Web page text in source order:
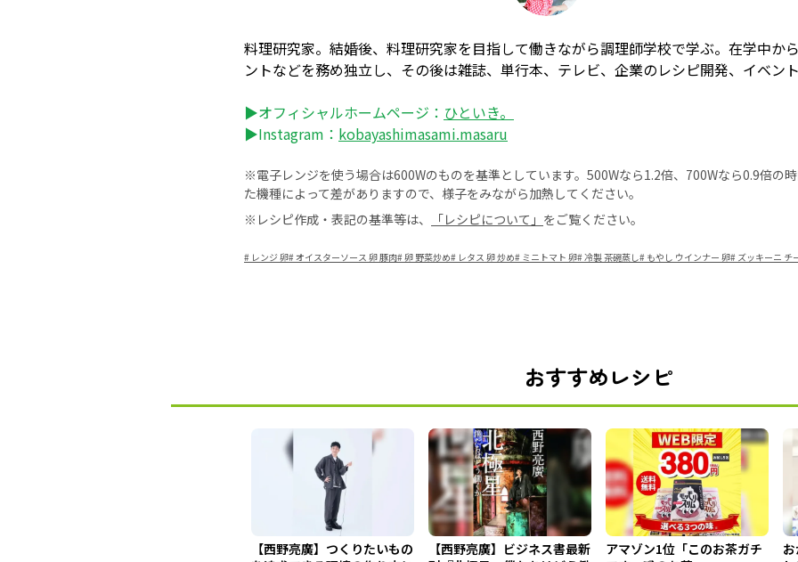
料理研究家。結婚後、料理研究家を目指して働きながら調理師学校で学ぶ。在学中か
ントなどを務め独立し、その後は雑誌、単行本、テレビ、企業のレシピ開発、イベント
▶オフィシャルホームページ： ひといき。
▶Instagram： kobayashimasami.masaru
※電子レンジを使う場合は600Wのものを基準としています。500Wなら1.2倍、700Wなら0.9倍の
た機種によって差がありますので、様子をみながら加熱してください。
※レシピ作成・表記の基準等は、
「レシピについて」 をご覧ください。
# レンジ 卵#オイスターソース 卵 豚肉#卵 野菜炒め# レタス 卵 炒め# ミニトマト 卵#冷製 茶碗蒸し# もやし ウインナー 卵# ズッキーニ チ
おすすめレシピ
【西野亮廣】つくりたいもの
【西野亮廣】ビジネス書最新
アマゾン1位「このお茶ガチ